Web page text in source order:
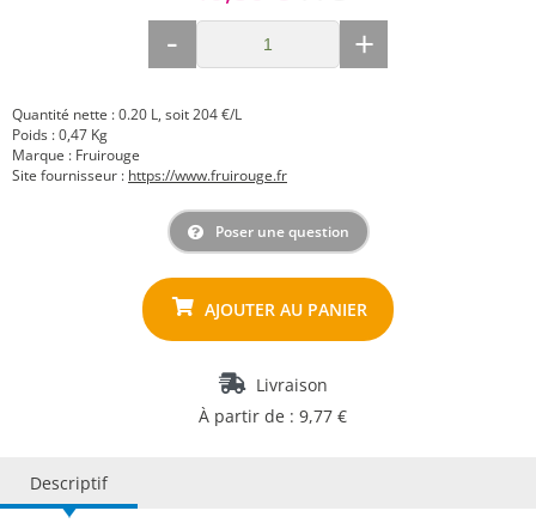
- +
Quantité nette : 0.20 L, soit 204 €/L
Poids : 0,47 Kg
Marque : Fruirouge
Site fournisseur : https://www.fruirouge.fr
Poser une question
Livraison
À partir de : 9,77 €
Descriptif